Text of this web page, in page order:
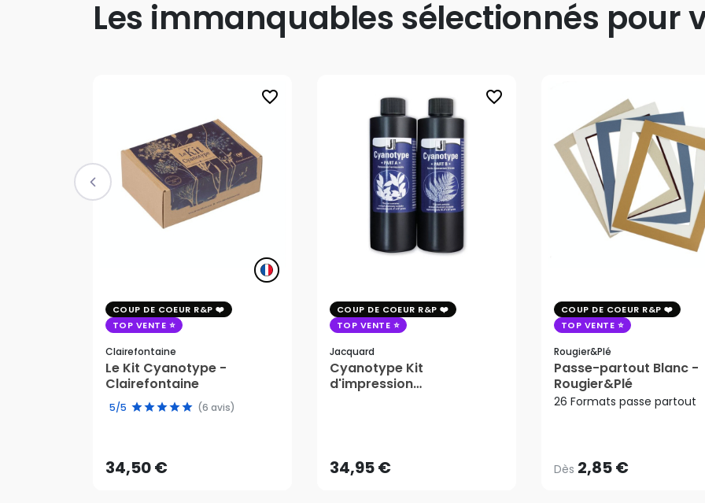
Les immanquables sélectionnés pour
favorite_border
COUP DE COEUR R&P
TOP VENTE
Clairefontaine
Le Kit Cyanotype -
Clairefontaine
5/5 (6 avis)
34,50 €AJOUTER AU PANIER
favorite_border
COUP DE COEUR R&P
TOP VENTE
Jacquard
Cyanotype Kit
d'impression
34,95 €AJOUTER AU PANIER
COUP DE COEUR R&P
TOP VENTE
Rougier&plé
Passe-partout Blanc -
Rougier&Plé
26 Formats passe partout
Dès 2,85 €
2,85 €